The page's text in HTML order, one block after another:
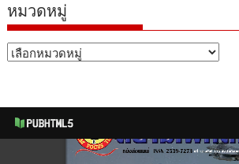
หมวดหมู่
หมวด